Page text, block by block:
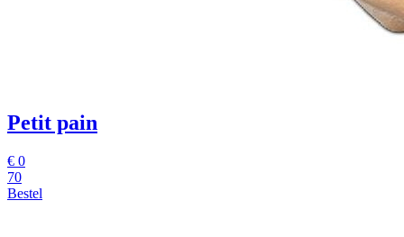
Petit pain
€ 0
70
Bestel